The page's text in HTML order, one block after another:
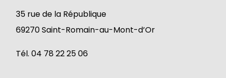
35 rue de la République
69270 Saint-Romain-au-Mont-d’Or
Tél. 04 78 22 25 06